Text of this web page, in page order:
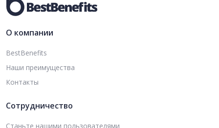
О компании
BestBenefits
Наши преимущества
Контакты
Сотрудничество
Станьте нашими пользователями